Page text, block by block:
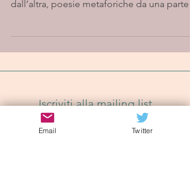
dall’altra, poesie metaforiche da una parte
Iscriviti alla mailing list
Email Twitter